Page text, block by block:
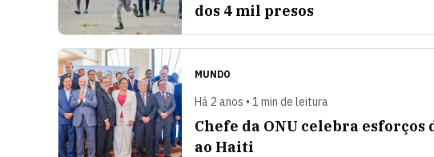
dos 4 mil presos
MUNDO
Há 2 anos • 1 min de leitura
Chefe da ONU celebra esforços
ao Haiti